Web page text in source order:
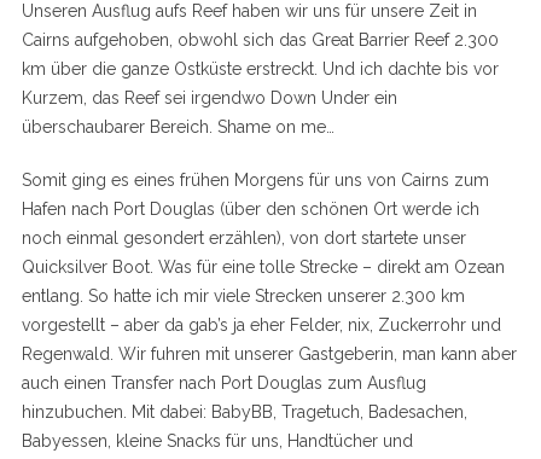
Unseren Ausflug aufs Reef haben wir uns für unsere Zeit in
Cairns aufgehoben, obwohl sich das Great Barrier Reef 2.300
km über die ganze Ostküste erstreckt. Und ich dachte bis vor
Kurzem, das Reef sei irgendwo Down Under ein
überschaubarer Bereich. Shame on me…
Somit ging es eines frühen Morgens für uns von Cairns zum
Hafen nach Port Douglas (über den schönen Ort werde ich
noch einmal gesondert erzählen), von dort startete unser
Quicksilver Boot. Was für eine tolle Strecke – direkt am Ozean
entlang. So hatte ich mir viele Strecken unserer 2.300 km
vorgestellt – aber da gab’s ja eher Felder, nix, Zuckerrohr und
Regenwald. Wir fuhren mit unserer Gastgeberin, man kann aber
auch einen Transfer nach Port Douglas zum Ausflug
hinzubuchen. Mit dabei: BabyBB, Tragetuch, Badesachen,
Babyessen, kleine Snacks für uns, Handtücher und